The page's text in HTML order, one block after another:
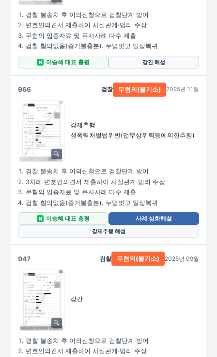
경찰 불송치 후 이의신청으로 검찰단계 방어
변호인의견서 제출하여 사실관계·법리 주장
무혐의 입증자료 및 유사사례 다수 제출
검찰 혐의없음(증거불충분). 누명벗고 일상복귀
N 이승혜 대표 총평 강간 해설
966
강제추행
성폭력처벌법위반(업무상위력등에의한추행)
검찰 무혐의(불기소) 2025년 11월
경찰 불송치 후 이의신청으로 검찰단계 방어
3차례 변호인의견서 제출하여 사실관계·법리 주장
무혐의 입증자료 및 유사사례 다수 제출
검찰 혐의없음(증거불충분). 누명벗고 일상복귀
N 이승혜 대표 총평
사례 심화해설
강제추행 해설
947
강간
검찰 무혐의(불기소) 2025년 09월
경찰 불송치 후 이의신청으로 검찰단계 방어
변호인의견서 제출하여 사실관계·법리 주장